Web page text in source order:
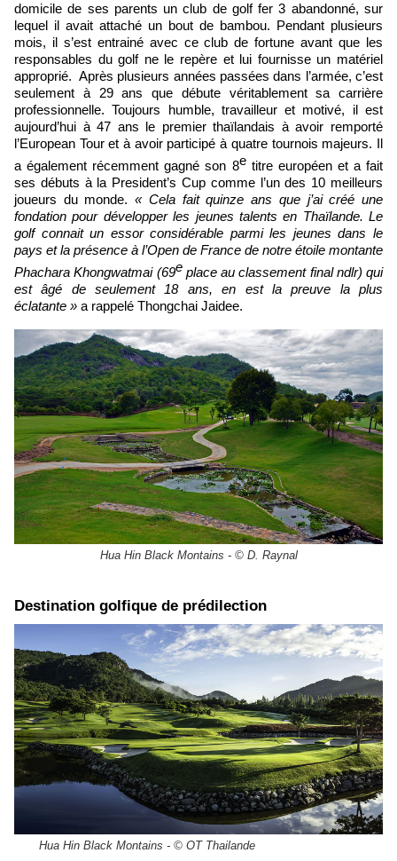
domicile de ses parents un club de golf fer 3 abandonné, sur
lequel il avait attaché un bout de bambou. Pendant plusieurs
mois, il s’est entrainé avec ce club de fortune avant que les
responsables du golf ne le repère et lui fournisse un matériel
approprié. Après plusieurs années passées dans l’armée, c’est
seulement à 29 ans que débute véritablement sa carrière
professionnelle. Toujours humble, travailleur et motivé, il est
aujourd’hui à 47 ans le premier thaïlandais à avoir remporté
l’European Tour et à avoir participé à quatre tournois majeurs. Il
a également récemment gagné son 8etitre européen et a fait
ses débuts à la President’s Cup comme l’un des 10 meilleurs
joueurs du monde.« Cela fait quinze ans que j’ai créé une
fondation pour développer les jeunes talents en Thaïlande. Le
golf connait un essor considérable parmi les jeunes dans le
pays et la présence à l’Open de France de notre étoile montante
Phachara Khongwatmai (69eplace au classement final ndlr) qui
est âgé de seulement 18 ans, en est la preuve la plus
éclatante » a rappelé Thongchai Jaidee.
Hua Hin Black Montains - © D. Raynal
Destination golfique de prédilection
Hua Hin Black Montains - © OT Thailande